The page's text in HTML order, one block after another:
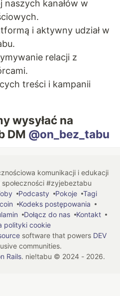
naszych kanałów w
i aktywny udział w
relacji z
treści i kampanii
wysyłać na
DM @on_bez_tabu
komunikacji i edukacji
#zyjebeztabu
Podcasty Pokoje
Tagi
Kodeks postępowania
Dołącz do nas
Kontakt
polityki cookie
software that powers DEV
communities.
Rails. nie!tabu © 2024 - 2026.